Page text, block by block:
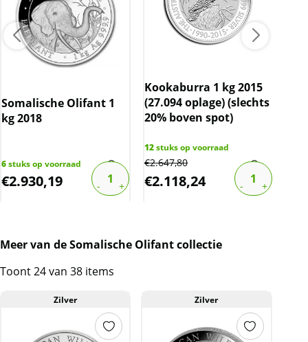
Somalische Olifant 1
kg 2018
6stuks op voorraad
€2.930,19
Kookaburra 1 kg 2015
(27.094 oplage) (slechts
20% boven spot)
12stuks op voorraad
€2.647,80
€2.118,24
Meer van de Somalische Olifant collectie
Toont 24 van 38 items
Zilver Zilver